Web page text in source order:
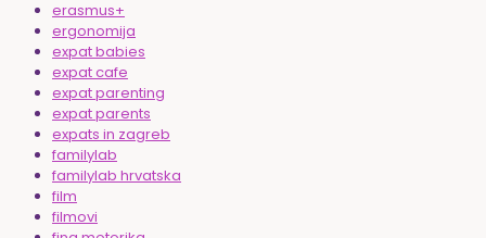
erasmus+
ergonomija
expat babies
expat cafe
expat parenting
expat parents
expats in zagreb
familylab
familylab hrvatska
film
filmovi